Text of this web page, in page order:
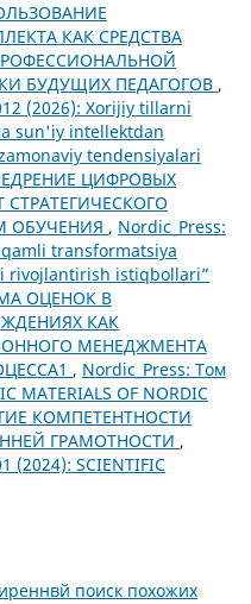
КАК СРЕДСТВА
БУДУЩИХ ПЕДАГОГОВ ,
(2026): Xorijiy tillarni
sun'iy intellektdan
tendensiyalari
ЦИФРОВЫХ
ОБУЧЕНИЯ , Nordic_Press:
transformatsiya
rivojlantirish istiqbollari”
ОЦЕНОК В
КАК
МЕНЕДЖМЕНТА
, Nordic_Press: Том
MATERIALS OF NORDIC
КОМПЕТЕНТНОСТИ
ГРАМОТНОСТИ ,
(2024): SCIENTIFIC
поиск похожих